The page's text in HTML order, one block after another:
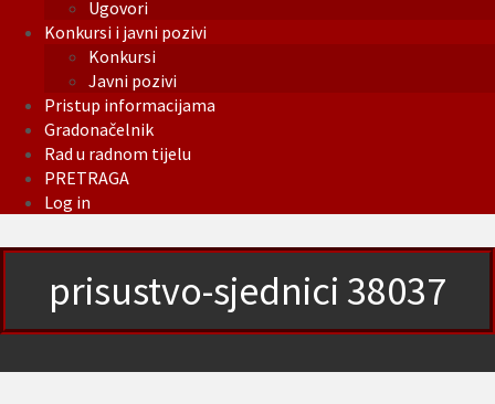
Ugovori
Konkursi i javni pozivi
Konkursi
Javni pozivi
Pristup informacijama
Gradonačelnik
Rad u radnom tijelu
PRETRAGA
Log in
prisustvo-sjednici 38037